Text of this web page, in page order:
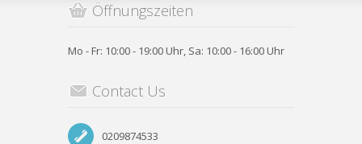
Öffnungszeiten
Mo - Fr: 10:00 - 19:00 Uhr, Sa: 10:00 - 16:00 Uhr
Contact Us
0209874533